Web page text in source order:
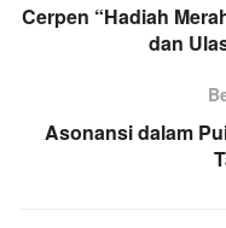
Cerpen “Hadiah
dan
Asonansi dalam